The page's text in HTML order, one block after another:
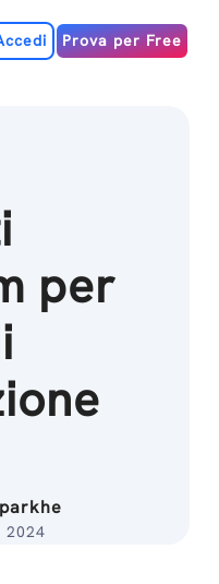
Prova per Free
per
2024